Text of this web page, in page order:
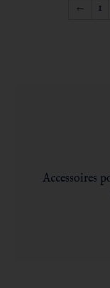
← 1
Accessoires